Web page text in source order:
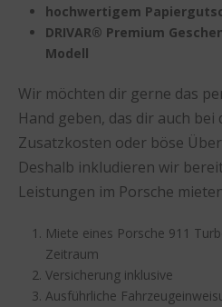
hochwertigem
DRIVAR® Premium
Modell
Wir möchten dir gerne das
Hand geben, das dir auch
Zusatzkosten oder böse
Deshalb inkludieren wir
Leistungen im Porsche
Miete eines Porsche 911
Zeitraum
Versicherung inklusive
Ausführliche